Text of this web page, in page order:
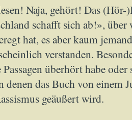
Naja, gehört! Das
schafft sich ab!»,
hat, es aber kaum
verstanden.
Passagen überhört habe
denen das Buch von einem
geäußert wird.